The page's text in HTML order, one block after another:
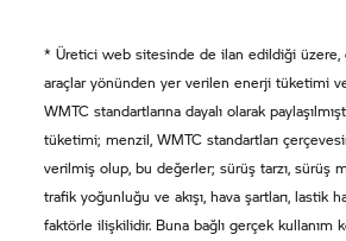
* Üretici web sitesinde de ilan edildiği
araçlar yönünden yer verilen enerji tüketimi
WMTC standartlarına dayalı olarak
tüketimi; menzil, WMTC standartları
verilmiş olup, bu değerler; sürüş tarzı, sürüş
trafik yoğunluğu ve akışı, hava şartları, lastik
faktörle ilişkilidir. Buna bağlı gerçek kullanım